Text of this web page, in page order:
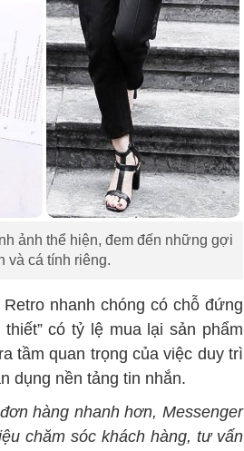
ảnh thể hiện, đem đến những gợi
và cá tính riêng.
nhanh chóng có chỗ đứng
có tỷ lệ mua lại sản phẩm
tầm quan trọng của việc duy trì
dụng nền tảng tin nhắn.
hàng nhanh hơn, Messenger
chăm sóc khách hàng, tư vấn